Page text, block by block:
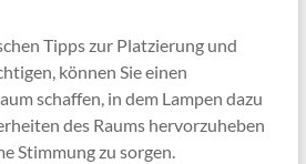
Tipps zur Platzierung und
können Sie einen
schaffen, in dem Lampen dazu
des Raums hervorzuheben
Stimmung zu sorgen.